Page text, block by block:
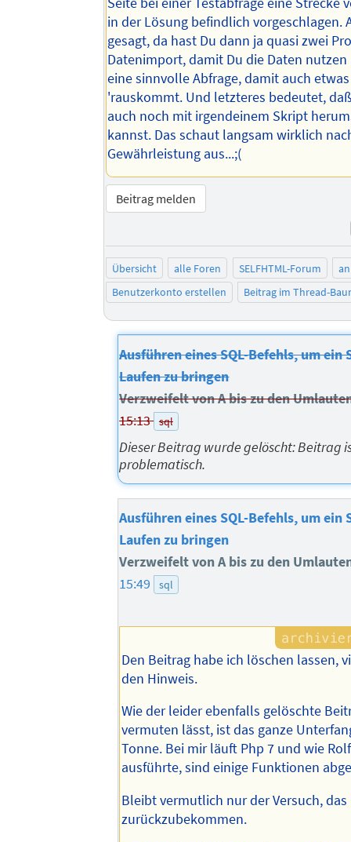
in der Lösung befindlich vorgeschlagen.
gesagt, da hast Du dann ja quasi zwei
Datenimport, damit Du die Daten
eine sinnvolle Abfrage, damit auch
'rauskommt. Und letzteres bedeutet,
auch noch mit irgendeinem Skript
kannst. Das schaut langsam wirklich
Gewährleistung aus...;(
Beitrag melden
Übersicht alle Foren SELFHTML-Forum
Benutzerkonto erstellen
Beitrag im Thread-
Ausführen eines SQL-Befehls, um ein
Laufen zu bringen
Verzweifelt von A bis zu den
15:13 sql
Dieser Beitrag wurde gelöscht: Beitrag
problematisch.
Ausführen eines SQL-Befehls, um ein
Laufen zu bringen
Verzweifelt von A bis zu den
15:49
sql
Den Beitrag habe ich löschen lassen,
den Hinweis.
Wie der leider ebenfalls gelöschte
vermuten lässt, ist das ganze
Tonne. Bei mir läuft Php 7 und wie
ausführte, sind einige Funktionen
Bleibt vermutlich nur der Versuch, das
zurückzubekommen.